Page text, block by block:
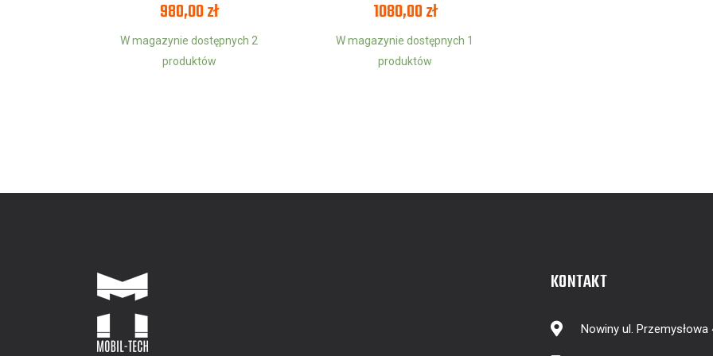
980,00zł
W magazynie dostępnych 2
produktów
1080,00zł
W magazynie dostępnych 1
produktów
KONTAKT
Nowiny ul. Przemysłowa